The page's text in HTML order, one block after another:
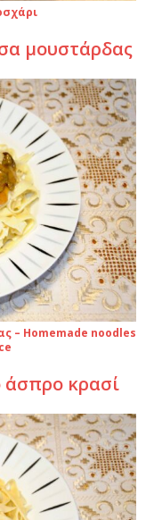
μουστάρδας
– Homemade noodles
κρασί